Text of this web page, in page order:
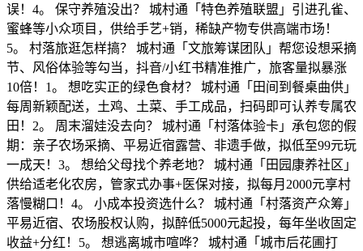
误！4。 保守养殖没出？ 城村通「特色养殖联盟」引进孔雀、
蜜蜂等小众项目，供给手艺+销，稀缺产物专供高端市场！
5。 村落旅逛怎样搞？ 城村通「文旅筹谋团队」帮您设想采摘
节、风俗体验等勾当，抖音/小红书精准推广，旅客量拟暴涨
10倍！1。 想吃实正的绿色食材？ 城村通「田间到餐桌曲供」
每周新颖配送，土鸡、土菜、手工成品，扫码即可认养专属农
田！2。 周末溜娃没去向？ 城村通「村落体验卡」承包您的假
期：亲子农场采摘、平易近宿露营、非遗手做，拟低至99元玩
一成天！3。 想给父母找个养老地？ 城村通「田园康养社区」
供给适老化农房，管家式办事+医保对接，拟每月2000元享村
落慢糊口！4。 小成本投资选什么？ 城村通「村落资产众筹」
平易近宿、农场股权认购，拟醉低5000元起投，每年坐收固定
收益+分红！5。 想逃离城市喧哗？ 城村通「城市后花圃打